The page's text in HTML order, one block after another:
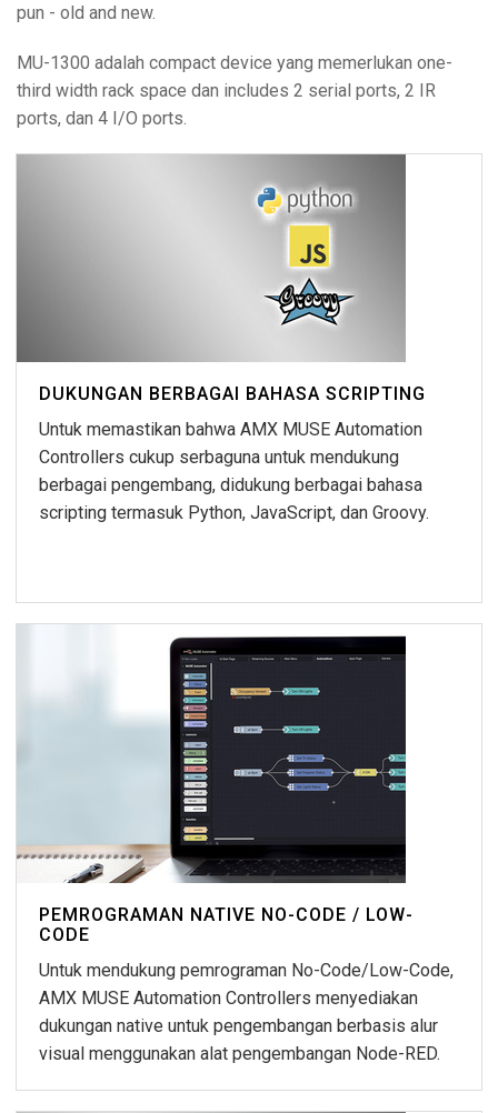
pun - old and new.
MU-1300 adalah compact device yang memerlukan one-
third width rack space dan includes 2 serial ports, 2 IR
ports, dan 4 I/O ports.
DUKUNGAN BERBAGAI BAHASA SCRIPTING
Untuk memastikan bahwa AMX MUSE Automation
Controllers cukup serbaguna untuk mendukung
berbagai pengembang, didukung berbagai bahasa
scripting termasuk Python, JavaScript, dan Groovy.
PEMROGRAMAN NATIVE NO-CODE / LOW-
CODE
Untuk mendukung pemrograman No-Code/Low-Code,
AMX MUSE Automation Controllers menyediakan
dukungan native untuk pengembangan berbasis alur
visual menggunakan alat pengembangan Node-RED.